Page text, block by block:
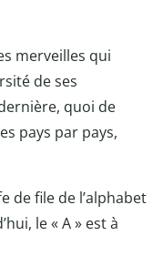
merveilles qui
de ses
quoi de
pays par pays,
de file de l’alphabet
le « A » est à